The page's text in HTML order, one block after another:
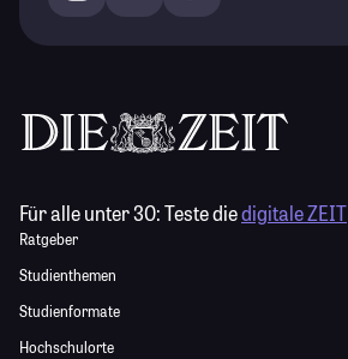
Für alle unter 30:Teste diedigitale ZEIT
Ratgeber
Studienthemen
Studienformate
Hochschulorte